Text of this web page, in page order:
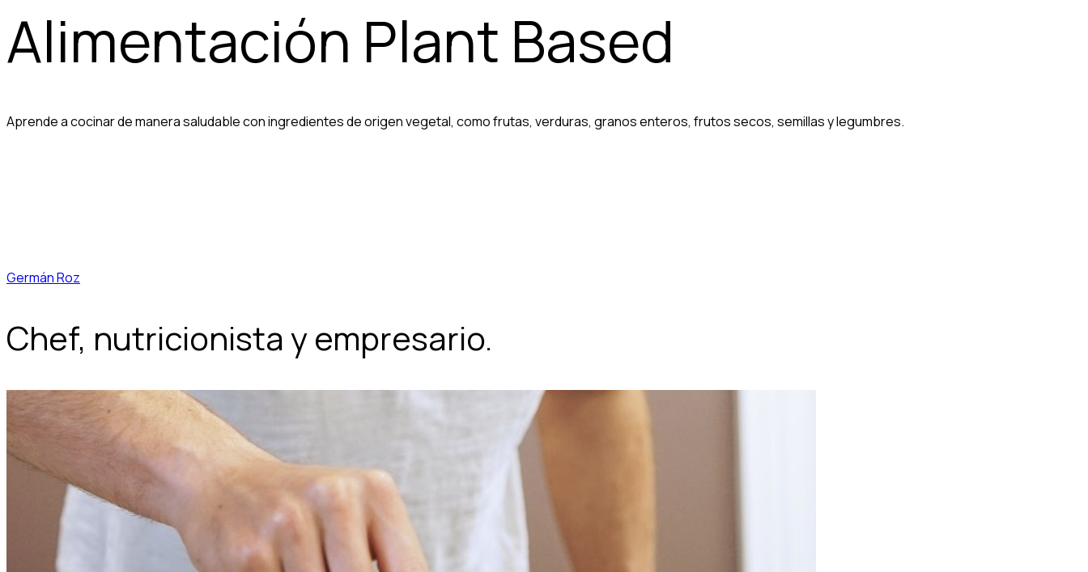
Alimentación Plant Based
Aprende a cocinar de manera saludable con ingredientes de origen vegetal, como frutas, verduras, granos enteros, frutos secos, semillas y legumbres.
Germán Roz
Chef, nutricionista y empresario.